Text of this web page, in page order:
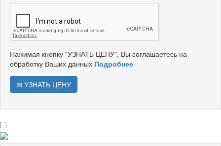
Нажимая кнопку "УЗНАТЬ ЦЕНУ", Вы соглашаетесь на
обработку Ваших данных Подробнее
УЗНАТЬ ЦЕНУ